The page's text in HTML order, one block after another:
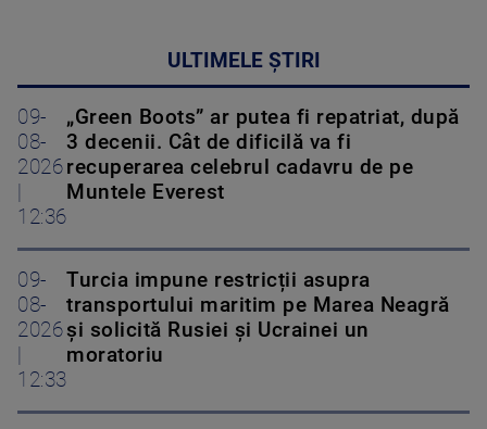
ULTIMELE ȘTIRI
09-
08-
2026
|
12:36
„Green Boots” ar putea fi repatriat, după
3 decenii. Cât de dificilă va fi
recuperarea celebrul cadavru de pe
Muntele Everest
09-
08-
2026
|
12:33
Turcia impune restricții asupra
transportului maritim pe Marea Neagră
și solicită Rusiei și Ucrainei un
moratoriu